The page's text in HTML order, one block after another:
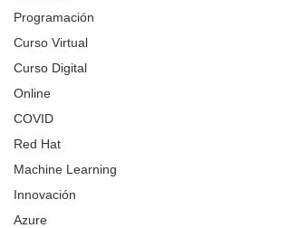
Programación
Curso Virtual
Curso Digital
Online
COVID
Red Hat
Machine Learning
Innovación
Azure